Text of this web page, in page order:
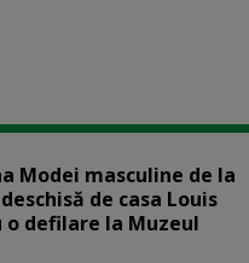
Modei masculine de la
de casa Louis
defilare la Muzeul